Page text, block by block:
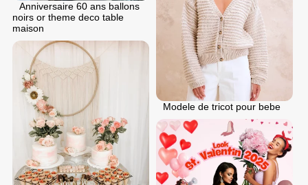
Anniversaire 60 ans ballons
noirs or theme deco table
maison
Modele de tricot pour bebe